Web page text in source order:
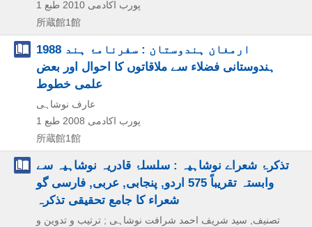
پورب اکادمی 2010 طبع 1
所蔵館1館
ارمغان ہندوستان : سفر‌نامۂ ہند 1988
ہندوستانی فضلاء سے ملاقاتوں کا احوال اور بعض
علمی خطوط
عارف نوشاہی
پورب اکادمی 2008 طبع 1
所蔵館1館
تذکرۂ شعراے نوشاہیہ : سلسلۂ قادریہ نوشاہیہ سے
وابستہ تقریباً 575 اردو, پنجابی, عربی, فارسی گو
شعراء کا جامع تحقیقی تذکرہ
تصنیف, سید شریف احمد شرافت نوشاہی ; ترتیب و تدوین و